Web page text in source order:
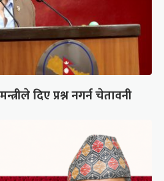
दिए प्रश्न नगर्न चेतावनी